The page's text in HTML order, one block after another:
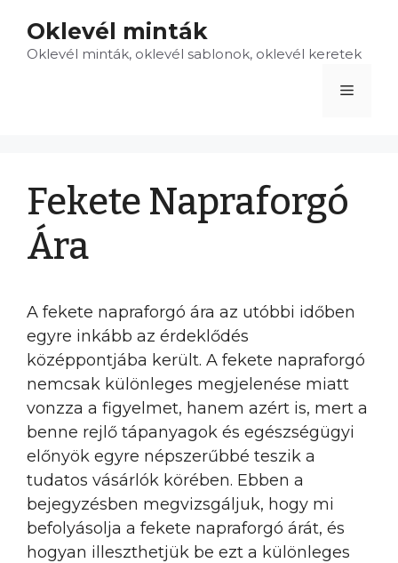
tartalomba
Oklevél minták
Oklevél minták, oklevél sablonok, oklevél keretek
Menü
Fekete Napraforgó
Ára
A fekete napraforgó ára az utóbbi időben
egyre inkább az érdeklődés
középpontjába került. A fekete napraforgó
nemcsak különleges megjelenése miatt
vonzza a figyelmet, hanem azért is, mert a
benne rejlő tápanyagok és egészségügyi
előnyök egyre népszerűbbé teszik a
tudatos vásárlók körében. Ebben a
bejegyzésben megvizsgáljuk, hogy mi
befolyásolja a fekete napraforgó árát, és
hogyan illeszthetjük be ezt a különleges